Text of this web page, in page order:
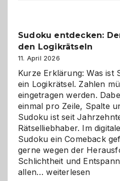
Sudoku entdecken:
den Logikrätseln
11. April 2026
Kurze Erklärung: Was ist
ein Logikrätsel. Zahlen
eingetragen werden.
einmal pro Zeile, Spalte
Sudoku ist seit
Rätselliebhaber. Im
Sudoku ein Comeback
gerne wegen der
Schlichtheit und
allen…Sudoku
weiterlesen